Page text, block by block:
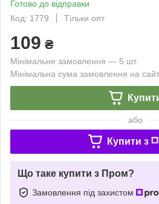
Готово до відправки
Код: 1779
Тільки опт
109 ₴
Мінімальне замовлення — 5 шт.
Мінімальна сума замовлення на
або
Купити з
Що таке купити з Пром?
Замовлення під захистом